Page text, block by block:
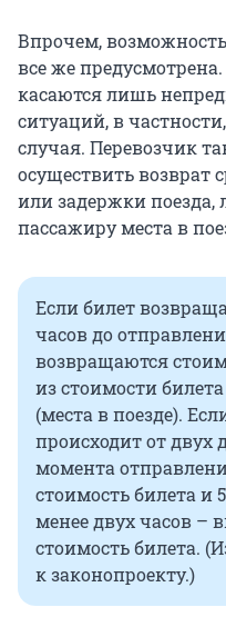
Впрочем,
все же
касаются лишь
ситуаций, в
случая. Перевозчик
осуществить возврат
или задержки поезда,
пассажиру места в
Если билет
часов до
возвращаются
из стоимости
(места в поезде).
происходит от двух
момента
стоимость билета и
менее двух часов –
стоимость билета.
к законопроекту.)